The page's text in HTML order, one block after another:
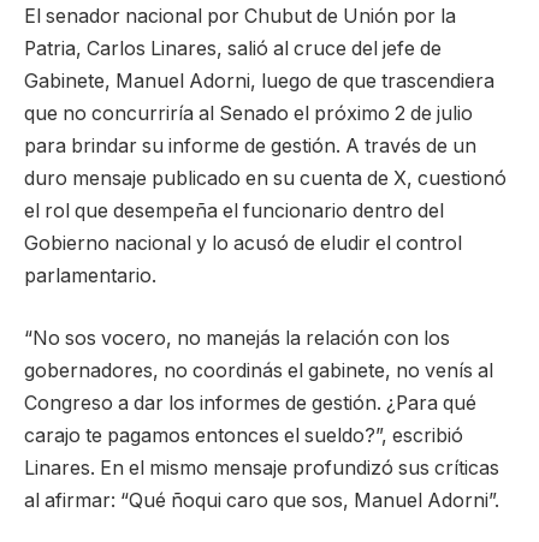
El senador nacional por Chubut de Unión por la
Patria, Carlos Linares, salió al cruce del jefe de
Gabinete, Manuel Adorni, luego de que trascendiera
que no concurriría al Senado el próximo 2 de julio
para brindar su informe de gestión. A través de un
duro mensaje publicado en su cuenta de X, cuestionó
el rol que desempeña el funcionario dentro del
Gobierno nacional y lo acusó de eludir el control
parlamentario.
“No sos vocero, no manejás la relación con los
gobernadores, no coordinás el gabinete, no venís al
Congreso a dar los informes de gestión. ¿Para qué
carajo te pagamos entonces el sueldo?”, escribió
Linares. En el mismo mensaje profundizó sus críticas
al afirmar: “Qué ñoqui caro que sos, Manuel Adorni”.